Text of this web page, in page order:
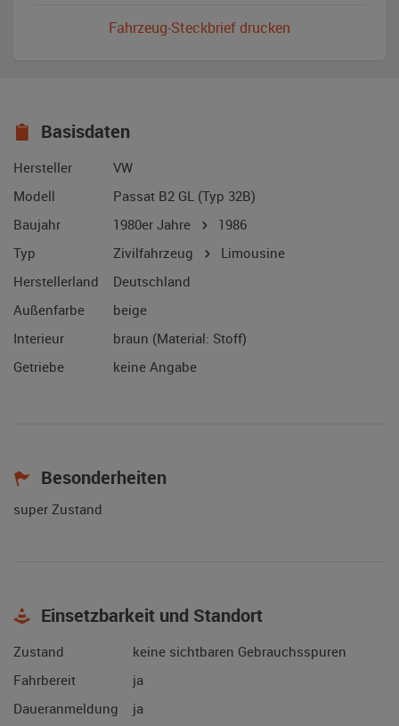
Fahrzeug-Steckbrief drucken
Basisdaten
Hersteller
VW
Modell
Passat B2 GL (Typ 32B)
Baujahr
1980er Jahre
1986
Typ
Zivilfahrzeug
Limousine
Herstellerland
Deutschland
Außenfarbe
beige
Interieur
braun (Material: Stoff)
Getriebe
keine Angabe
Besonderheiten
super Zustand
Einsetzbarkeit und Standort
Zustand
keine sichtbaren Gebrauchsspuren
Fahrbereit
ja
Daueranmeldung
ja